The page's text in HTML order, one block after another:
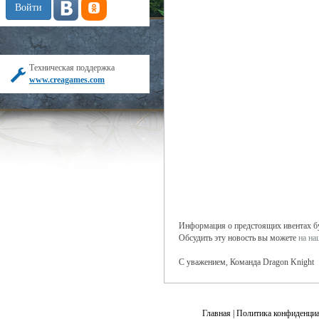
Техническая поддержка
www.creagames.com
Информация о предстоящих ивентах
Обсудить эту новость вы можете на
С уважением, Команда Dragon Knight
Главная Политика